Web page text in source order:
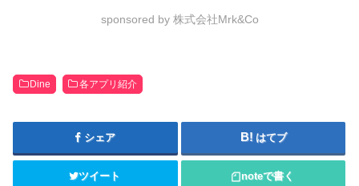
sponsored by 株式会社Mrk&Co
Dine 各アプリ紹介
シェア はてブ
ツイート noteで書く